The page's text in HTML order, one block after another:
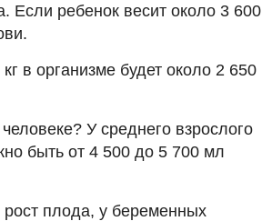
Если ребенок весит около 3 600
в организме будет около 2 650
У среднего взрослого
быть от 4 500 до 5 700 мл
плода, у беременных